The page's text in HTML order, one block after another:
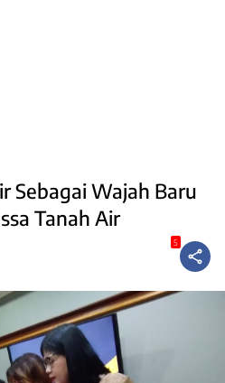
Sebagai Wajah Baru
Tanah Air
5